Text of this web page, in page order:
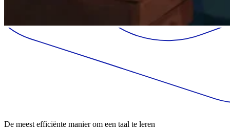
De meest efficiënte manier om een taal te leren